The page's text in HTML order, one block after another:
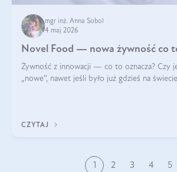
mgr inż. Anna Sobol
4 maj 2026
Novel Food — nowa żywność co
Żywność z innowacji — co to oznacza? Czy
„nowe”, nawet jeśli było już gdzieś na
CZYTAJ
1 2 3 4 5